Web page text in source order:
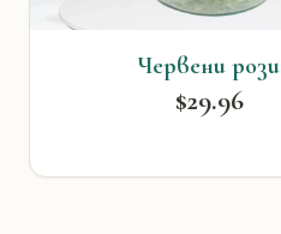
Червени рози
$29.96